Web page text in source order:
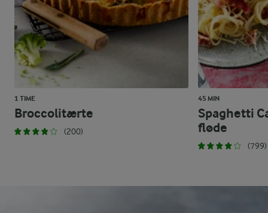
1 TIME
Broccolitærte
(200)
45 MIN
Spaghetti
fløde
(799)